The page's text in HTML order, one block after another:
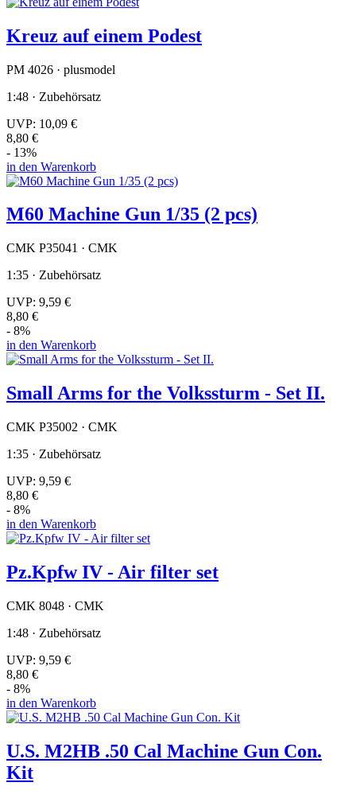
Kreuz auf einem Podest
PM 4026 · plusmodel
1:48 · Zubehörsatz
UVP: 10,09 €
8,80 €
- 13%
in den Warenkorb
M60 Machine Gun 1/35 (2 pcs)
CMK P35041 · CMK
1:35 · Zubehörsatz
UVP: 9,59 €
8,80 €
- 8%
in den Warenkorb
Small Arms for the Volkssturm - Set II.
CMK P35002 · CMK
1:35 · Zubehörsatz
UVP: 9,59 €
8,80 €
- 8%
in den Warenkorb
Pz.Kpfw IV - Air filter set
CMK 8048 · CMK
1:48 · Zubehörsatz
UVP: 9,59 €
8,80 €
- 8%
in den Warenkorb
U.S. M2HB .50 Cal Machine Gun Con.
Kit